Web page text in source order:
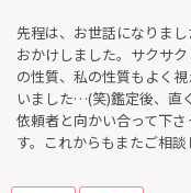
先程は、お世話になりま
おかけしました。サクサ
の性質、私の性質もよく
いました…(笑)鑑定後、直
依頼者と向かい合って下
す。これからもまたご相談